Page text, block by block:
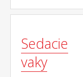
Sedacie
vaky